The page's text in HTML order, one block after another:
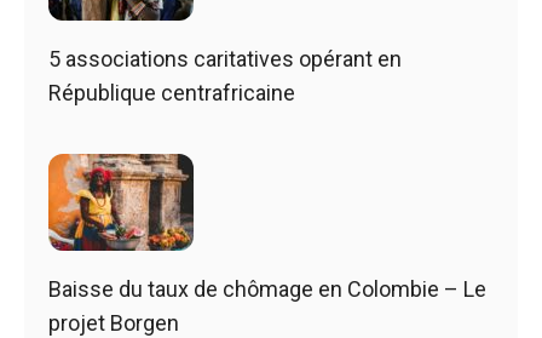
5 associations caritatives opérant en
République centrafricaine
Baisse du taux de chômage en Colombie – Le
projet Borgen